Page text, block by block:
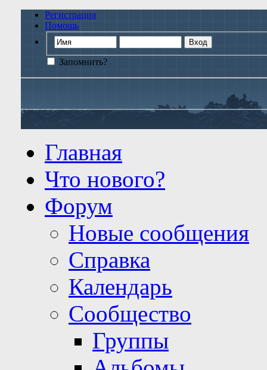
Регистрация
Помощь
Запомнить?
Главная
Что нового?
Форум
Новые сообщения
Справка
Календарь
Сообщество
Группы